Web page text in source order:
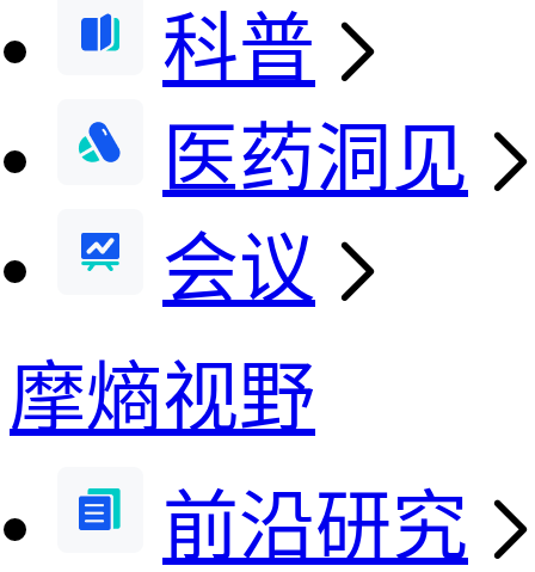
科普
医药洞见
会议
摩熵视野
前沿研究